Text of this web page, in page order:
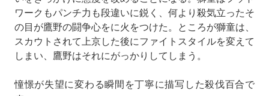
ワークもパンチ力も段違いに鋭く、何より殺気立ったそ
の目が鷹野の闘争心をに火をつけた。ところが獅童は、
スカウトされて上京した後にファイトスタイルを変えて
しまい、鷹野はそれにがっかりしてしまう。
憧憬が失望に変わる瞬間を丁寧に描写した殺伐百合で